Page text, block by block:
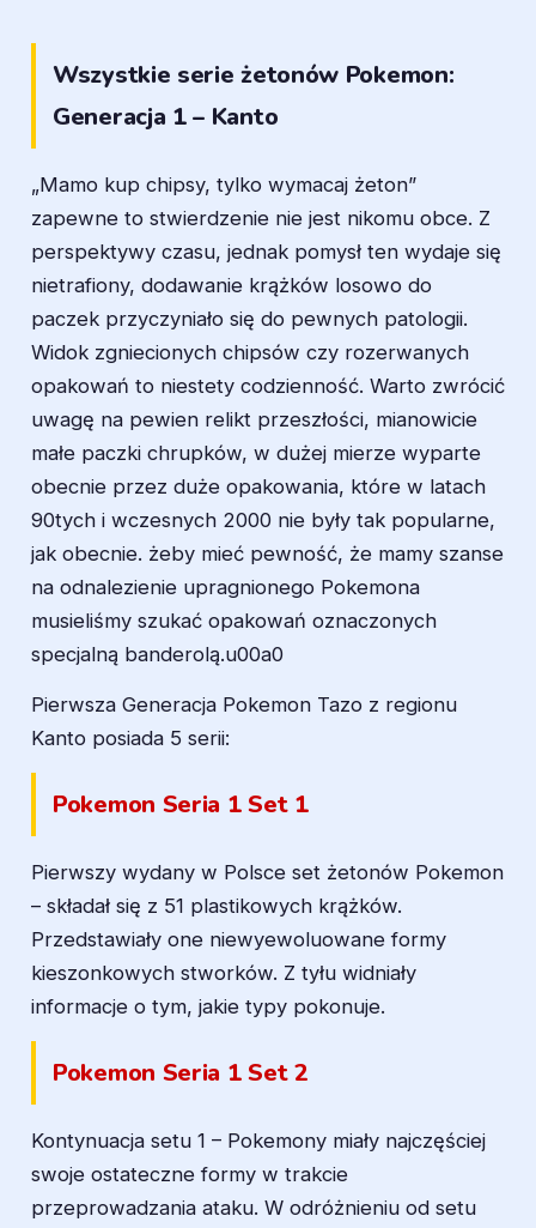
Wszystkie serie żetonów Pokemon:
Generacja 1 – Kanto
„Mamo kup chipsy, tylko wymacaj żeton”
zapewne to stwierdzenie nie jest nikomu obce. Z
perspektywy czasu, jednak pomysł ten wydaje się
nietrafiony, dodawanie krążków losowo do
paczek przyczyniało się do pewnych patologii.
Widok zgniecionych chipsów czy rozerwanych
opakowań to niestety codzienność. Warto zwrócić
uwagę na pewien relikt przeszłości, mianowicie
małe paczki chrupków, w dużej mierze wyparte
obecnie przez duże opakowania, które w latach
90tych i wczesnych 2000 nie były tak popularne,
jak obecnie. żeby mieć pewność, że mamy szanse
na odnalezienie upragnionego Pokemona
musieliśmy szukać opakowań oznaczonych
specjalną banderolą.u00a0
Pierwsza Generacja Pokemon Tazo z regionu
Kanto posiada 5 serii:
Pokemon Seria 1 Set 1
Pierwszy wydany w Polsce set żetonów Pokemon
– składał się z 51 plastikowych krążków.
Przedstawiały one niewyewoluowane formy
kieszonkowych stworków. Z tyłu widniały
informacje o tym, jakie typy pokonuje.
Pokemon Seria 1 Set 2
Kontynuacja setu 1 – Pokemony miały najczęściej
swoje ostateczne formy w trakcie
przeprowadzania ataku. W odróżnieniu od setu